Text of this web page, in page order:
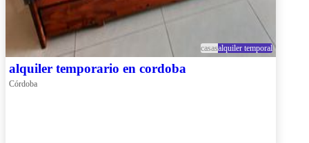
casasalquiler temporal
alquiler temporario en cordoba
Córdoba